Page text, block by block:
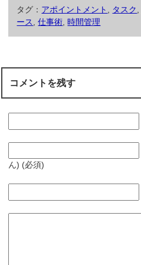
タグ： アポイントメント タスク
ース
,仕事術 ,時間管理
コメントを残す
ん) (必須)